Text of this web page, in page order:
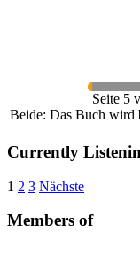
Seite 5
Beide: Das Buch wird
Currently
der
1 2 3 Nächste
Members of